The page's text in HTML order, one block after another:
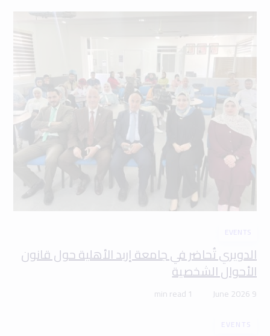
EVENTS
الدويري تُحاضر في جامعة إربد الأهلية حول قانون
الأحوال الشخصية
9 June 2026
1 min read
EVENTS